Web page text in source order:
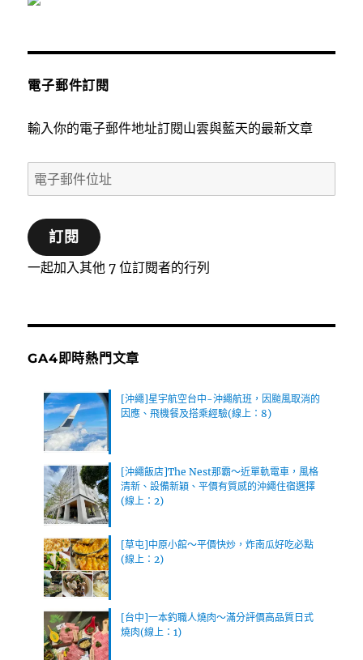
電子郵件訂閱
輸入你的電子郵件地址訂閱山雲與藍天的最新文章
電
子
郵
件
位
訂閱
一起加入其他 7 位訂閱者的行列
GA4即時熱門文章
[沖繩]星宇航空台中-沖繩航班，因颱風取消的
因應、飛機餐及搭乘經驗(線上：8)
[沖繩飯店]The Nest那霸～近單軌電車，風格
清新、設備新穎、平價有質感的沖繩住宿選擇
(線上：2)
[草屯]中原小館～平價快炒，炸南瓜好吃必點
(線上：2)
[台中]一本釣職人燒肉～滿分評價高品質日式
燒肉(線上：1)